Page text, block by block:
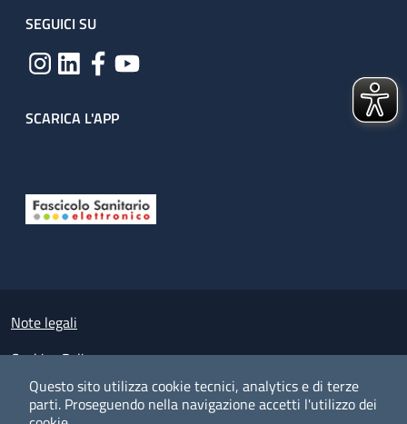
Questo sito utilizza cookie tecnici, analytics e di terze
parti. Proseguendo nella navigazione accetti l'utilizzo dei
SEGUICI SU
SCARICA L'APP
Small prints
Note legali
Cookies Policy
Policy privacy e protezione del dato personale